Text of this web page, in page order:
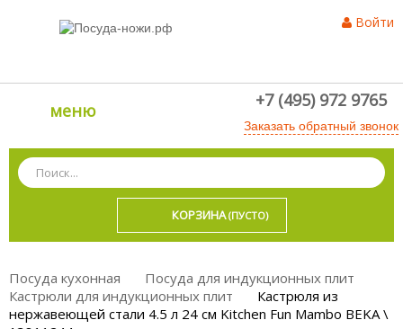
Войти
меню +7 (495) 972 9765
Заказать обратный звонок
КОРЗИНА (ПУСТО)
Посуда кухонная
Посуда для индукционных плит
Кастрюли для индукционных плит
Кастрюля из
нержавеющей стали 4.5 л 24 см Kitchen Fun Mambo BEKA \